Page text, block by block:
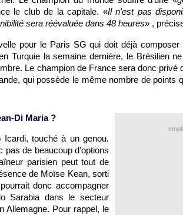
le club de la capitale. «Il n'est pas
sera réévaluée dans 48 heures» ,
pour le Paris SG qui doit déjà
Turquie la semaine dernière, le Brésilien
Le champion de France sera donc
qui possède le même nombre de points
Di Maria ?
Icardi, touché à un genou,
pas de beaucoup d'options
parisien peut tout de
de Moïse Kean, sorti
donc accompagner
Sarabia dans le secteur
Allemagne. Pour rappel, le